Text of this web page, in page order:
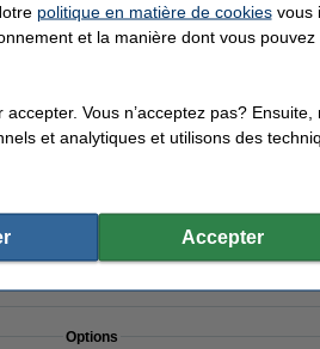
- noir
- gris
imprimante jusqu'à :
Options
politique en matière de cookiesvous
et la manière dont vous pouvez
Vous n’acceptez pas?
et analytiques et utilisons des
Accepter